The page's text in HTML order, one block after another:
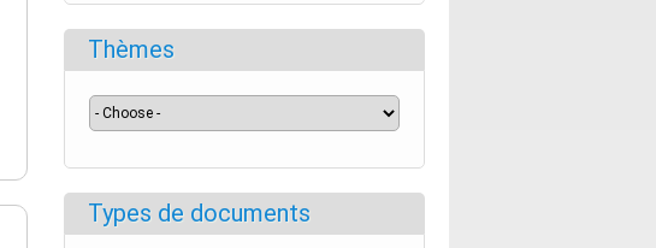
Thèmes
Types de documents